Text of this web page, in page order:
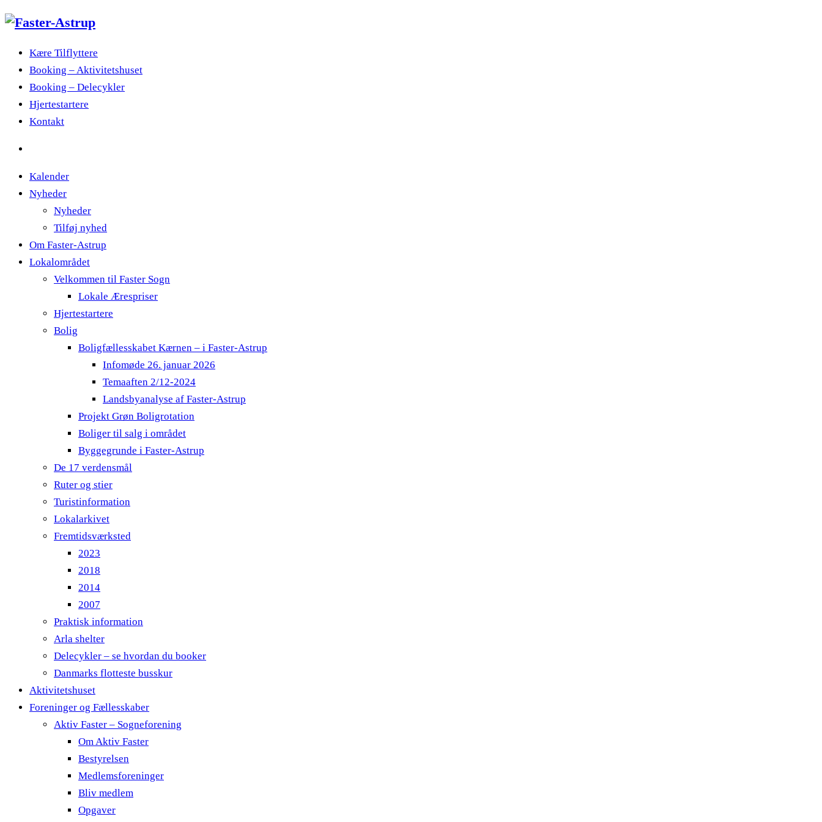
Kære Tilflyttere
Booking – Aktivitetshuset
Booking – Delecykler
Hjertestartere
Kontakt
Kalender
Nyheder
Nyheder
Tilføj nyhed
Om Faster-Astrup
Lokalområdet
Velkommen til Faster Sogn
Lokale Ærespriser
Hjertestartere
Bolig
Boligfællesskabet Kærnen – i Faster-Astrup
Infomøde 26. januar 2026
Temaaften 2/12-2024
Landsbyanalyse af Faster-Astrup
Projekt Grøn Boligrotation
Boliger til salg i området
Byggegrunde i Faster-Astrup
De 17 verdensmål
Ruter og stier
Turistinformation
Lokalarkivet
Fremtidsværksted
2023
2018
2014
2007
Praktisk information
Arla shelter
Delecykler – se hvordan du booker
Danmarks flotteste busskur
Aktivitetshuset
Foreninger og Fællesskaber
Aktiv Faster – Sogneforening
Om Aktiv Faster
Bestyrelsen
Medlemsforeninger
Bliv medlem
Opgaver